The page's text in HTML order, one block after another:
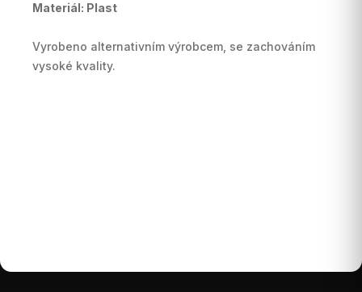
Materiál: Plast
Vyrobeno alternativním výrobcem, se zachováním
vysoké kvality.